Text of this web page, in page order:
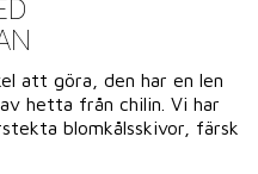
att göra, den har en len
hetta från chilin. Vi har
blomkålsskivor, färsk